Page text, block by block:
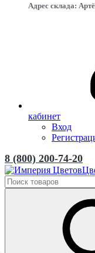
Адрес склада:
кабинет
Вход
8 (800) 200-74-20